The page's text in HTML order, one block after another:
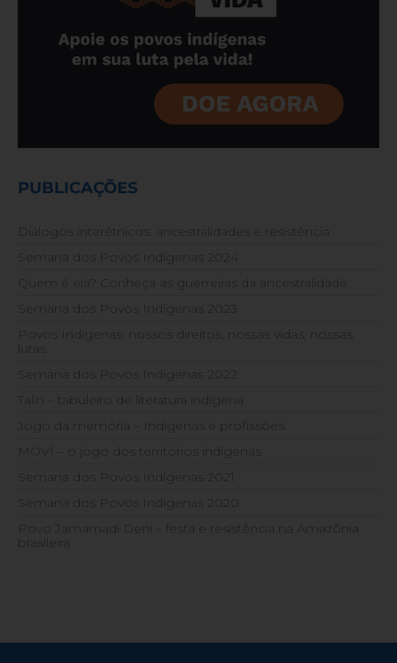
PUBLICAÇÕES
Diálogos interétnicos: ancestralidades e resistência
Semana dos Povos Indígenas 2024
Quem é ela? Conheça as guerreiras da ancestralidade
Semana dos Povos Indígenas 2023
Povos Indígenas: nossos direitos, nossas vidas, nossas
lutas
Semana dos Povos Indígenas 2022
Talin – tabuleiro de literatura indígena
Jogo da memória – Indígenas e profissões
MOVÍ – o jogo dos territórios indígenas
Semana dos Povos Indígenas 2021
Semana dos Povos Indígenas 2020
Povo Jamamadi Deni – festa e resistência na Amazônia
brasileira